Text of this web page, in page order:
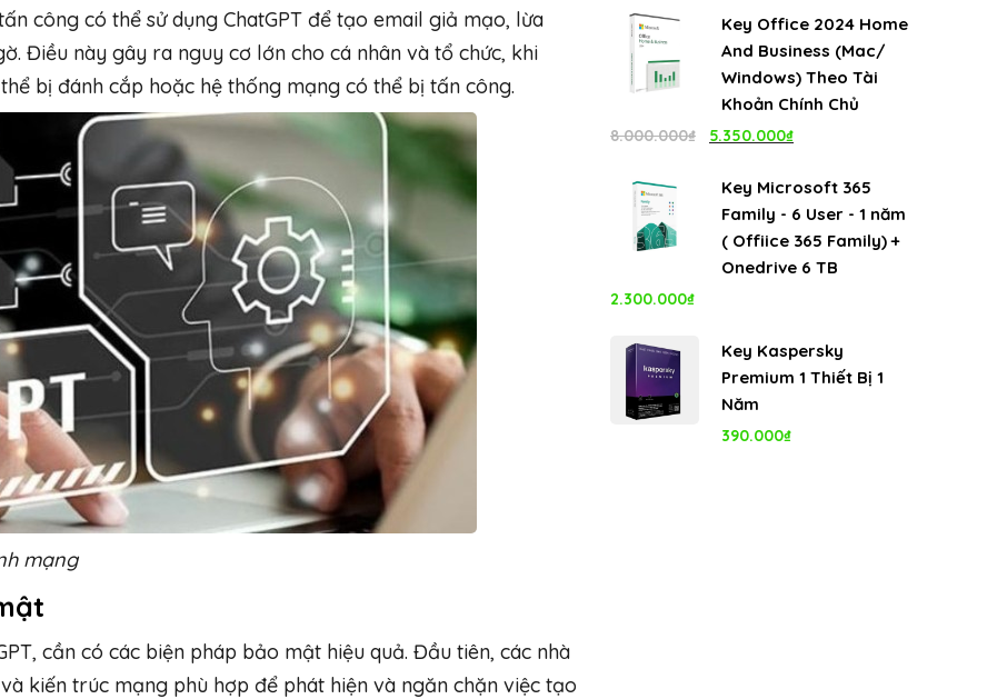
công có thể sử dụng ChatGPT để tạo email giả mạo, lừa
Điều này gây ra nguy cơ lớn cho cá nhân và tổ chức, khi
bị đánh cắp hoặc hệ thống mạng có thể bị tấn công.
mạng
cần có các biện pháp bảo mật hiệu quả. Đầu tiên, các nhà
kiến trúc mạng phù hợp để phát hiện và ngăn chặn việc tạo
là:
4.999.000₫.
tại
Key Office 2024 Home
And Business (Mac/
Windows) Theo Tài
Khoản Chính Chủ
8.000.000₫
Giá
là:
8.000.000₫.
5.350.000₫
tại
là:
5.350.000₫.
Key Microsoft 365
Family - 6 User - 1 năm
( Offiice 365 Family) +
Onedrive 6 TB
2.300.000₫
Key Kaspersky
Premium 1 Thiết Bị 1
Năm
390.000₫